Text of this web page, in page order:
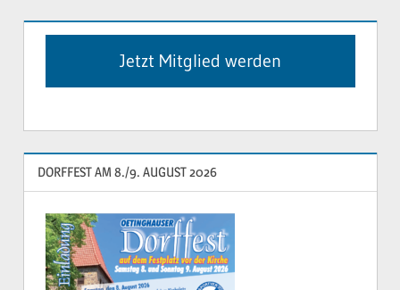
Jetzt Mitglied werden
DORFFEST AM 8./9. AUGUST 2026